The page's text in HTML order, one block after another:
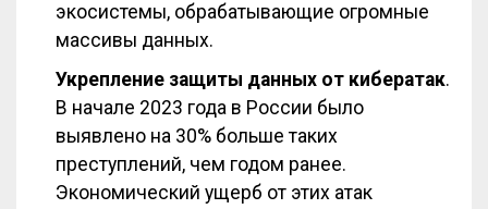
экосистемы, обрабатывающие огромные
массивы данных.
Укрепление защиты данных от кибератак.
В начале 2023 года в России было
выявлено на 30% больше таких
преступлений, чем годом ранее.
Экономический ущерб от этих атак